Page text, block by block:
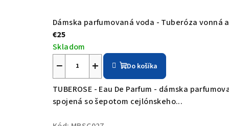
Dámska parfumovaná voda - Tuberóza vonná
€25
Skladom
+
− Do košíka
TUBEROSE - Eau De Parfum - dámska
spojená so šepotom cejlónskeho...